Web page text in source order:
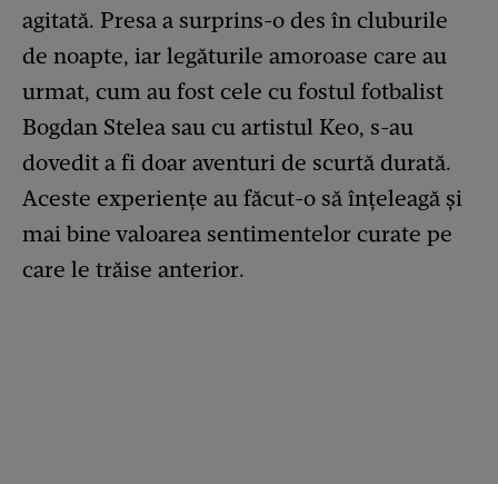
agitată. Presa a surprins-o des în cluburile
de noapte, iar legăturile amoroase care au
urmat, cum au fost cele cu fostul fotbalist
Bogdan Stelea sau cu artistul Keo, s-au
dovedit a fi doar aventuri de scurtă durată.
Aceste experiențe au făcut-o să înțeleagă și
mai bine valoarea sentimentelor curate pe
care le trăise anterior.